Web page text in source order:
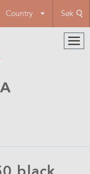
Country Søk